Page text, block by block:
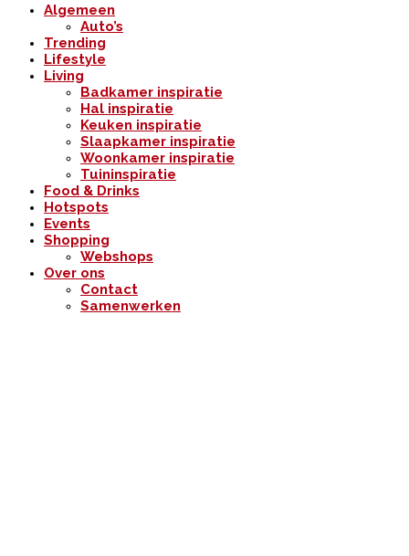
Algemeen
Auto’s
Trending
Lifestyle
Living
Badkamer inspiratie
Hal inspiratie
Keuken inspiratie
Slaapkamer inspiratie
Woonkamer inspiratie
Tuininspiratie
Food & Drinks
Hotspots
Events
Shopping
Webshops
Over ons
Contact
Samenwerken